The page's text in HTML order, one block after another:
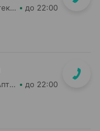
Планета Здоровья Аптека №28 ООО Аптека №1 до 22:00
Планета Здоровья АБФармация ИООО Аптека №26 до 22:00